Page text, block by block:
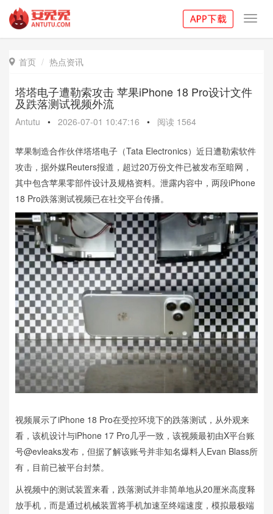
 首页 热点资讯
塔塔电子遭勒索攻击 苹果iPhone 18 Pro设计文件
及跌落测试视频外流
Antutu • 2026-07-01 10:47:16 • 阅读 1564
苹果制造合作伙伴塔塔电子（Tata Electronics）近日遭勒索软件
攻击，据外媒Reuters报道，超过20万份文件已被发布至暗网，
其中包含苹果零部件设计及规格资料。泄露内容中，两段iPhone
18 Pro跌落测试视频已在社交平台传播。
视频展示了iPhone 18 Pro在受控环境下的跌落测试，从外观来
看，该机设计与iPhone 17 Pro几乎一致，该视频最初由X平台账
号@evleaks发布，但据了解该账号并非知名爆料人Evan Blass所
有，目前已被平台封禁。
从视频中的测试装置来看，跌落测试并非简单地从20厘米高度释
放手机，而是通过机械装置将手机加速至终端速度，模拟最极端